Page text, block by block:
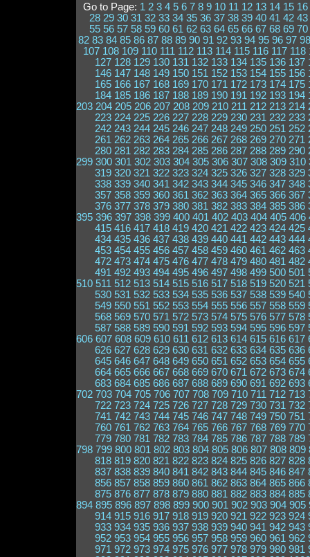
Go to Page: 1 2 3 4 5 6 7 8 9 10 11 12 13 14 15 16
28 29 30 31 32 33 34 35 36 37 38 39 40 41 42 43
55 56 57 58 59 60 61 62 63 64 65 66 67 68 69 70
82 83 84 85 86 87 88 89 90 91 92 93 94 95 96 97 98
107 108 109 110 111 112 113 114 115 116 117 118
127 128 129 130 131 132 133 134 135 136 137
146 147 148 149 150 151 152 153 154 155 156
165 166 167 168 169 170 171 172 173 174 175
184 185 186 187 188 189 190 191 192 193 194
203 204 205 206 207 208 209 210 211 212 213 214
223 224 225 226 227 228 229 230 231 232 233
242 243 244 245 246 247 248 249 250 251 252
261 262 263 264 265 266 267 268 269 270 271
280 281 282 283 284 285 286 287 288 289 290
299 300 301 302 303 304 305 306 307 308 309 310
319 320 321 322 323 324 325 326 327 328 329
338 339 340 341 342 343 344 345 346 347 348
357 358 359 360 361 362 363 364 365 366 367
376 377 378 379 380 381 382 383 384 385 386
395 396 397 398 399 400 401 402 403 404 405 406
415 416 417 418 419 420 421 422 423 424 425
434 435 436 437 438 439 440 441 442 443 444
453 454 455 456 457 458 459 460 461 462 463
472 473 474 475 476 477 478 479 480 481 482
491 492 493 494 495 496 497 498 499 500 501
510 511 512 513 514 515 516 517 518 519 520 521
530 531 532 533 534 535 536 537 538 539 540
549 550 551 552 553 554 555 556 557 558 559
568 569 570 571 572 573 574 575 576 577 578
587 588 589 590 591 592 593 594 595 596 597
606 607 608 609 610 611 612 613 614 615 616 617
626 627 628 629 630 631 632 633 634 635 636
645 646 647 648 649 650 651 652 653 654 655
664 665 666 667 668 669 670 671 672 673 674
683 684 685 686 687 688 689 690 691 692 693
702 703 704 705 706 707 708 709 710 711 712 713
722 723 724 725 726 727 728 729 730 731 732
741 742 743 744 745 746 747 748 749 750 751
760 761 762 763 764 765 766 767 768 769 770
779 780 781 782 783 784 785 786 787 788 789
798 799 800 801 802 803 804 805 806 807 808 809
818 819 820 821 822 823 824 825 826 827 828
837 838 839 840 841 842 843 844 845 846 847
856 857 858 859 860 861 862 863 864 865 866
875 876 877 878 879 880 881 882 883 884 885
894 895 896 897 898 899 900 901 902 903 904 905
914 915 916 917 918 919 920 921 922 923 924
933 934 935 936 937 938 939 940 941 942 943
952 953 954 955 956 957 958 959 960 961 962
971 972 973 974 975 976 977 978 979 980 981